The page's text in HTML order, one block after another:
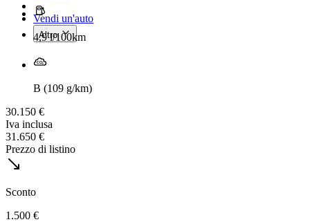
Vendi un'auto
Altro
4,9 l/100km
B (109 g/km)
30.150 €
Iva inclusa
31.650 €
Prezzo di listino
Sconto
1.500 €